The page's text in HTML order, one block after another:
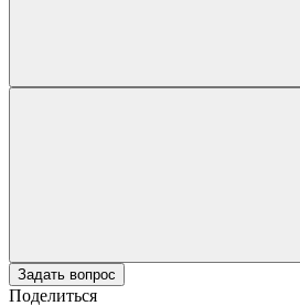
Задать вопрос
Поделиться